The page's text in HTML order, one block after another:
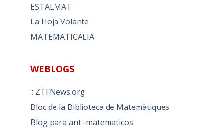
ESTALMAT
La Hoja Volante
MATEMATICALIA
WEBLOGS
:: ZTFNews.org
Bloc de la Biblioteca de Matemàtiques
Blog para anti-matematicos